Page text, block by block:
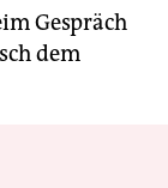
Gespräch
dem